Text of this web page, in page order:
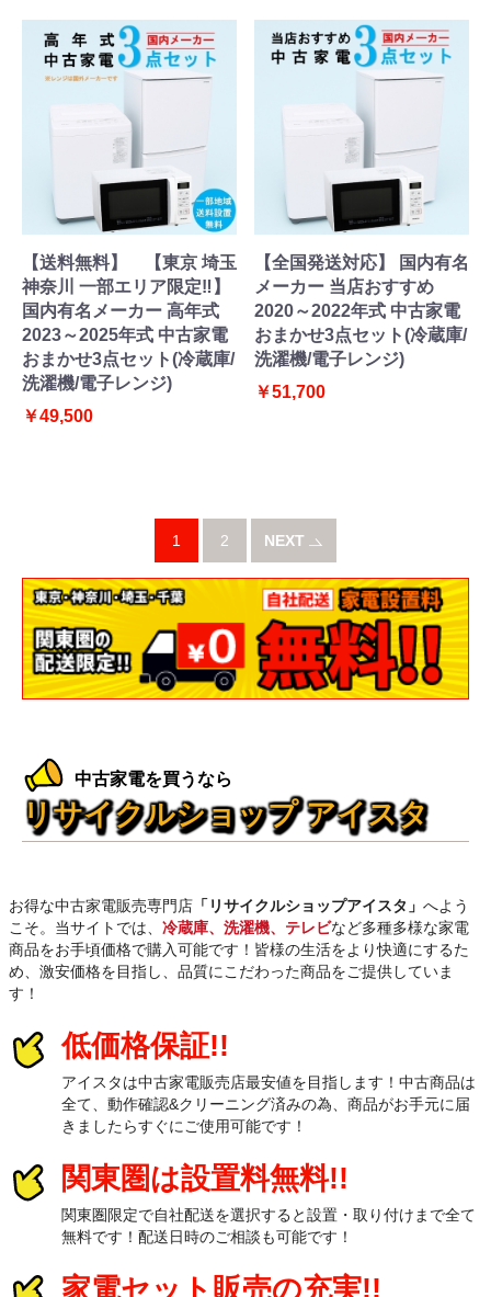
【送料無料】 【東京 埼玉
神奈川 一部エリア限定‼】
国内有名メーカー 高年式
2023～2025年式 中古家電
おまかせ3点セット(冷蔵庫/
洗濯機/電子レンジ)
￥49,500
【全国発送対応】 国内有名
メーカー 当店おすすめ
2020～2022年式 中古家電
おまかせ3点セット(冷蔵庫/
洗濯機/電子レンジ)
￥51,700
1 2 NEXT
中古家電を買うなら
リサイクルショップ アイスタ
お得な中古家電販売専門店 「リサイクルショップアイスタ」 へよう
こそ。当サイトでは、 冷蔵庫、洗濯機、テレビなど多種多様な家電
商品をお手頃価格で購入可能です！皆様の生活をより快適にするた
め、激安価格を目指し、品質にこだわった商品をご提供していま
す！
低価格保証!!
アイスタは中古家電販売店最安値を目指します！中古商品は
全て、動作確認&クリーニング済みの為、商品がお手元に届
きましたらすぐにご使用可能です！
関東圏は設置料無料!!
関東圏限定で自社配送を選択すると設置・取り付けまで全て
無料です！配送日時のご相談も可能です！
家電セット販売の充実!!